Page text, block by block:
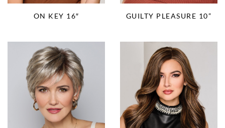
ON KEY 16″ GUILTY PLEASURE 10”